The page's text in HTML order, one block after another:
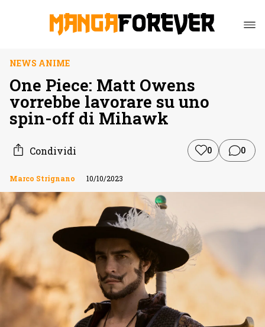
NEWS ANIME
One Piece: Matt Owens
vorrebbe lavorare su uno
spin-off di Mihawk
Condividi 0 0
Marco Strignano 10/10/2023